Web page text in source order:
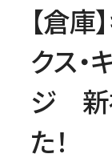
【倉庫
クス・
ジ 新
た！